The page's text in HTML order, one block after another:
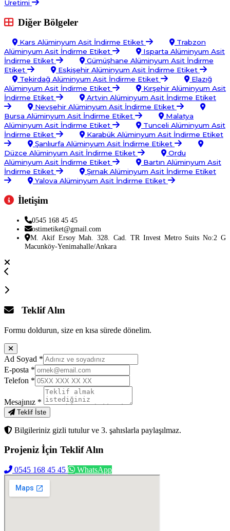
Üretimi
Diğer Bölgeler
Kars Alüminyum Asit İndirme Etiket
Trabzon
Alüminyum Asit İndirme Etiket
Isparta Alüminyum Asit
İndirme Etiket
Gümüşhane Alüminyum Asit İndirme
Etiket
Eskişehir Alüminyum Asit İndirme Etiket
Tekirdağ Alüminyum Asit İndirme Etiket
Elazığ
Alüminyum Asit İndirme Etiket
Kırşehir Alüminyum Asit
İndirme Etiket
Artvin Alüminyum Asit İndirme Etiket
Nevşehir Alüminyum Asit İndirme Etiket
Bursa Alüminyum Asit İndirme Etiket
Malatya
Alüminyum Asit İndirme Etiket
Tunceli Alüminyum Asit
İndirme Etiket
Karabük Alüminyum Asit İndirme Etiket
Şanlıurfa Alüminyum Asit İndirme Etiket
Düzce Alüminyum Asit İndirme Etiket
Ordu
Alüminyum Asit İndirme Etiket
Bartın Alüminyum Asit
İndirme Etiket
Şırnak Alüminyum Asit İndirme Etiket
Yalova Alüminyum Asit İndirme Etiket
İletişim
0545 168 45 45
ostimetiket@gmail.com
M. Akif Ersoy Mah. 328. Cad. TR Invest Metro Suits No:2 G
Macunköy-Yenimahalle/Ankara
Teklif Alın
Formu doldurun, size en kısa sürede dönelim.
Ad Soyad *
E-posta *
Telefon *
Mesajınız *
Teklif İste
Bilgileriniz gizli tutulur ve 3. şahıslarla paylaşılmaz.
Projeniz İçin Teklif Alın
0545 168 45 45 WhatsApp